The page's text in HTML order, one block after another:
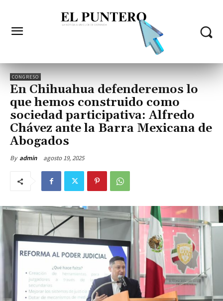
CONGRESO
En Chihuahua defenderemos lo
que hemos construido como
sociedad participativa: Alfredo
Chávez ante la Barra Mexicana de
Abogados
By admin agosto 19, 2025